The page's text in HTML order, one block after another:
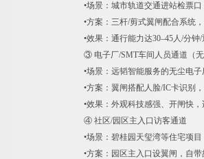
•场景：城市轨道交通进站检票
•方案：三杆/剪式翼闸配合系统
•效果：通行能力达30–45人/分
③ 电子厂/SMT车间人员通道（
•场景：远韬智能服务的无尘电
•方案：翼闸搭配人脸/IC卡识别
•效果：外观科技感强、开闸快
④ 社区/园区主入口访客通道
•场景：碧桂园天玺湾等住宅项
•方案：园区主入口设翼闸，自